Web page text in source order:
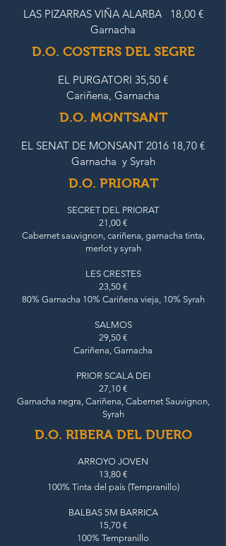
LAS PIZARRAS VIÑA ALARBA 18,00 €
Garnacha
D.O. COSTERS DEL SEGRE
EL PURGATORI 35,50 €
Cariñena, Garnacha
D.O. MONTSANT
EL SENAT DE MONSANT 2016 18,70 €
Garnacha y Syrah
D.O. PRIORAT
SECRET DEL PRIORAT
21,00 €
Cabernet sauvignon, cariñena, garnacha tinta,
merlot y syrah
LES CRESTES
23,50 €
80% Garnacha 10% Cariñena vieja, 10% Syrah
SALMOS
29,50 €
Cariñena, Garnacha
PRIOR SCALA DEI
27,10 €
Garnacha negra, Cariñena, Cabernet Sauvignon,
Syrah
D.O. RIBERA DEL DUERO
ARROYO JOVEN
13,80 €
100% Tinta del país (Tempranillo)
BALBAS 5M BARRICA
15,70 €
100% Tempranillo